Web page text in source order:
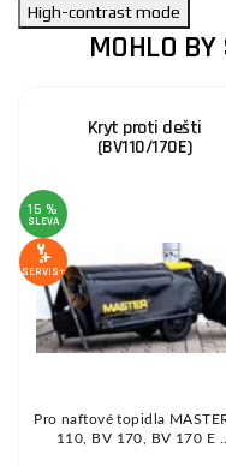
High-contrast mode
MOHLO
Kryt proti dešti
(BV110/170E)
15 %
SLEVA
SERVIS+
Pro naftové topidla
110, BV 170, BV 170 E ...